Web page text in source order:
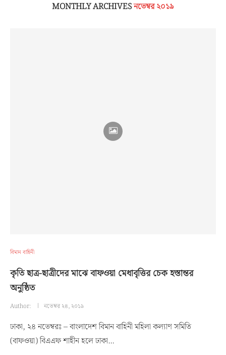
MONTHLY ARCHIVESনভেম্বর ২০১৯
বিমান বাহিনী
কৃতি ছাত্র-ছাত্রীদের মাঝে বাফওয়া মেধাবৃত্তির চেক হস্তান্তর
অনুষ্ঠিত
Author: নভেম্বর ২৪, ২০১৯
ঢাকা, ২৪ নভেম্বরঃ – বাংলাদেশ বিমান বাহিনী মহিলা কল্যাণ সমিতি
(বাফওয়া) বিএএফ শাহীন হলে ঢাকা…